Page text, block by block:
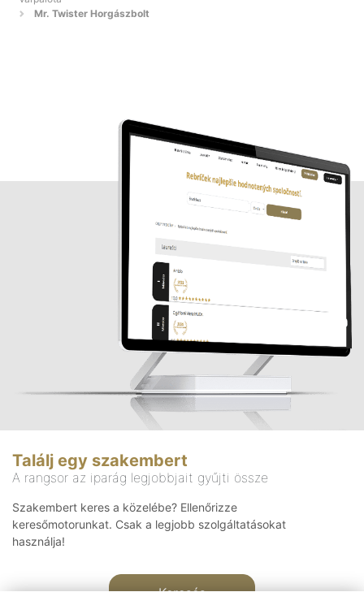
Mr. Twister Horgászbolt
Találj egy szakembert
A rangsor az iparág legjobbjait gyűjti össze
Szakembert keres a közelébe? Ellenőrizze
keresőmotorunkat. Csak a legjobb szolgáltatásokat
használja!